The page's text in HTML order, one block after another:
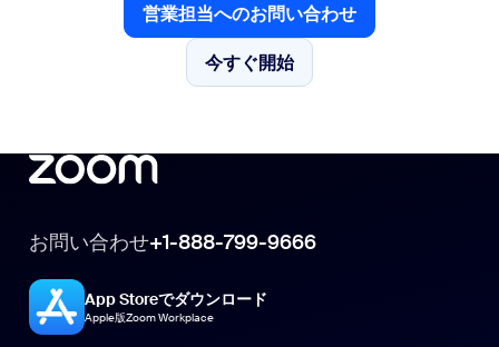
営業担当へのお問い合わせ
営業担当へのお問い合わせ
今すぐ開始
今すぐ開始
お問い合わせ+1-888-799-9666
App Storeでダウンロード
Apple版Zoom Workplace